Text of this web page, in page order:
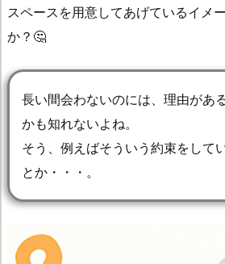
スペースを用意してあげているイメ
か？🤔
長い間会わないのには、理由があ
かも知れないよね。
そう、例えばそういう約束をして
とか・・・。